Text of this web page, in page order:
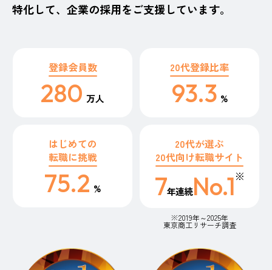
特化して、企業の採用をご支援しています。
登録会員数
280 万人
20代登録比率
93.3 %
はじめての
転職に挑戦
75.2 %
20代が選ぶ
20代向け転職サイト
7年連続No.1※
※2019年～2025年
東京商工リサーチ調査​